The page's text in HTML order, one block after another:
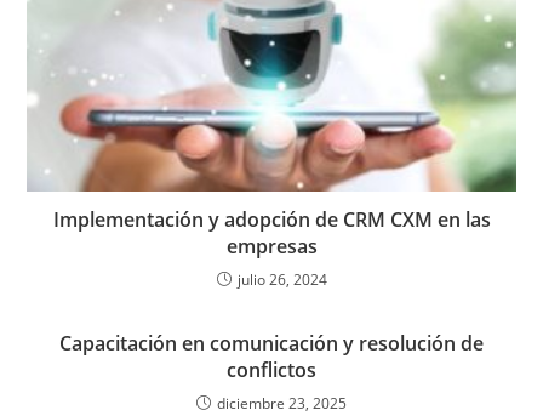
Implementación y adopción de CRM CXM en las
empresas
julio 26, 2024
Capacitación en comunicación y resolución de
conflictos
diciembre 23, 2025